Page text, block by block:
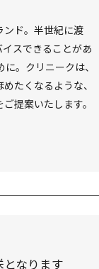
ンド。半世紀に渡
スできることがあ
。クリニークは、
たくなるような、
提案いたします。
なります